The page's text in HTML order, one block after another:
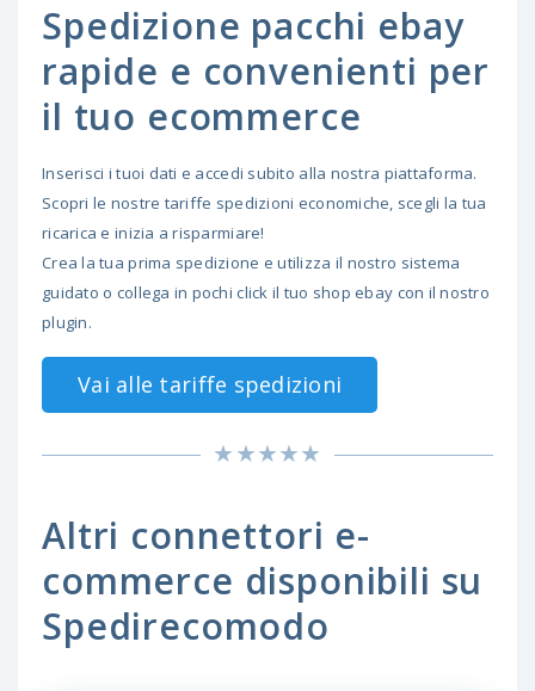
Spedizione pacchi ebay
rapide e convenienti per
il tuo ecommerce
Inserisci i tuoi dati e accedi subito alla nostra piattaforma.
Scopri le nostre tariffe spedizioni economiche, scegli la tua
ricarica e inizia a risparmiare!
Crea la tua prima spedizione e utilizza il nostro sistema
guidato o collega in pochi click il tuo shop ebay con il nostro
plugin.
Vai alle tariffe spedizioni
Altri connettori e-
commerce disponibili su
Spedirecomodo